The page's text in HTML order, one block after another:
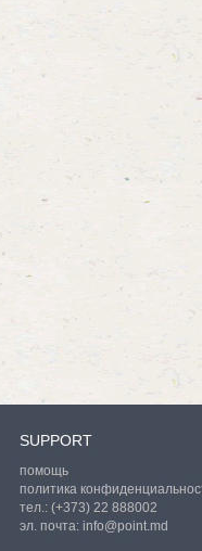
SUPPORT
помощь
политика
тел.: (+373) 22 888002
эл. почта: info@point.md